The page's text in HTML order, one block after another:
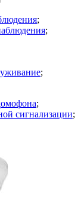
;
;
;
;
сигнализации;